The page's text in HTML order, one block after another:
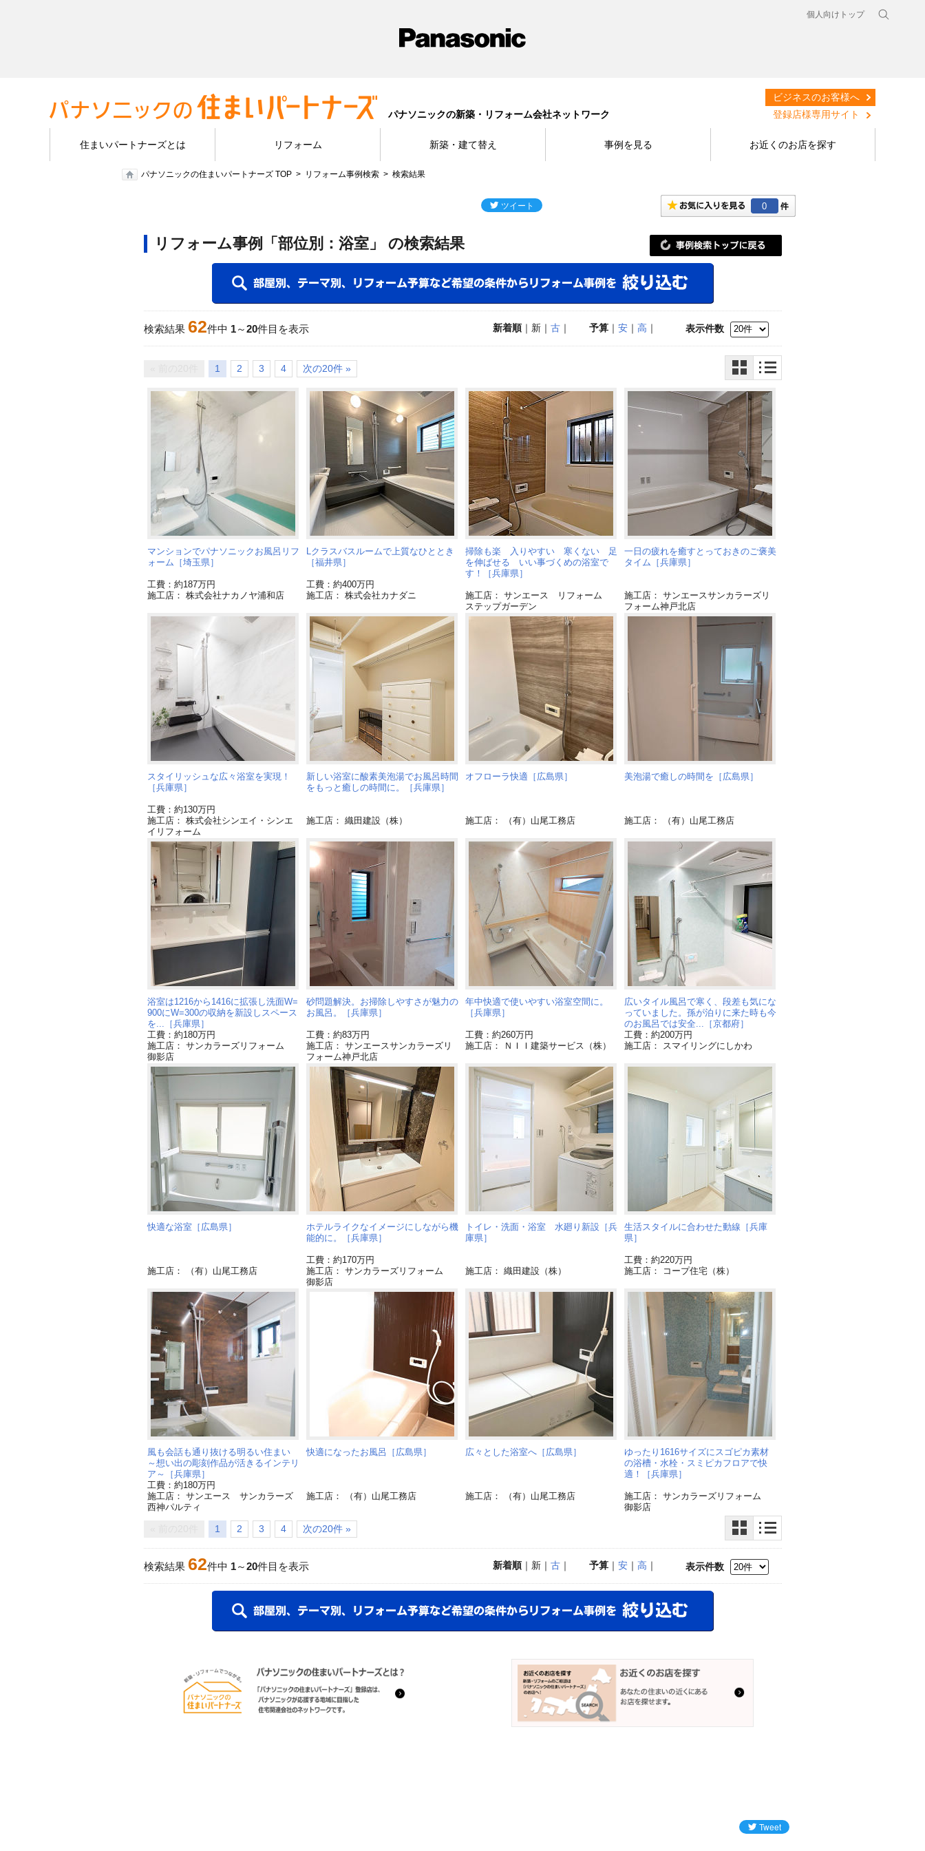
個人向けトップ
パナソニックの新築・リフォーム会社ネットワーク
ビジネスのお客様へ
登録店様専用サイト
住まいパートナーズとは リフォーム 新築・建て替え 事例を見る お近くのお店を探す
パナソニックの住まいパートナーズ TOP リフォーム事例検索 検索結果
0
リフォーム事例「部位別：浴室」 の検索結果
検索結果 62件中 1～20件目を表示 表示件数
予算｜ 安｜ 高 ｜
新着順｜新｜ 古｜
1 2 3 4 次の20件 »
マンションでパナソニックお風呂リフ
ォーム［埼玉県］
工費：約187万円
施工店： 株式会社ナカノヤ浦和店
Lクラスバスルームで上質なひととき
［福井県］
工費：約400万円
施工店： 株式会社カナダニ
掃除も楽 入りやすい 寒くない 足
を伸ばせる いい事づくめの浴室で
す！［兵庫県］
施工店： サンエース リフォーム
ステップガーデン
一日の疲れを癒すとっておきのご褒美
タイム［兵庫県］
施工店： サンエースサンカラーズリ
フォーム神戸北店
スタイリッシュな広々浴室を実現！
［兵庫県］
工費：約130万円
施工店： 株式会社シンエイ・シンエ
イリフォーム
新しい浴室に酸素美泡湯でお風呂時間
をもっと癒しの時間に。［兵庫県］
施工店： 織田建設（株）
オフローラ快適［広島県］
施工店： （有）山尾工務店
美泡湯で癒しの時間を［広島県］
施工店： （有）山尾工務店
浴室は1216から1416に拡張し洗面W=
900にW=300の収納を新設しスペース
を...［兵庫県］
工費：約180万円
施工店： サンカラーズリフォーム
御影店
砂問題解決。お掃除しやすさが魅力の
お風呂。［兵庫県］
工費：約83万円
施工店： サンエースサンカラーズリ
フォーム神戸北店
年中快適で使いやすい浴室空間に。
［兵庫県］
工費：約260万円
施工店： ＮＩＩ建築サービス（株）
広いタイル風呂で寒く、段差も気にな
っていました。孫が泊りに来た時も今
のお風呂では安全...［京都府］
工費：約200万円
施工店： スマイリングにしかわ
快適な浴室［広島県］
施工店： （有）山尾工務店
ホテルライクなイメージにしながら機
能的に。［兵庫県］
工費：約170万円
施工店： サンカラーズリフォーム
御影店
トイレ・洗面・浴室 水廻り新設［兵
庫県］
施工店： 織田建設（株）
生活スタイルに合わせた動線［兵庫
県］
工費：約220万円
施工店： コープ住宅（株）
風も会話も通り抜ける明るい住まい
～想い出の彫刻作品が活きるインテリ
ア～［兵庫県］
工費：約180万円
施工店： サンエース サンカラーズ
西神パルティ
快適になったお風呂［広島県］
施工店： （有）山尾工務店
広々とした浴室へ［広島県］
施工店： （有）山尾工務店
ゆったり1616サイズにスゴピカ素材
の浴槽・水栓・スミピカフロアで快
適！［兵庫県］
施工店： サンカラーズリフォーム
御影店
1 2 3 4 次の20件 »
検索結果 62件中 1～20件目を表示 表示件数
予算｜ 安｜ 高 ｜
新着順｜新｜ 古｜